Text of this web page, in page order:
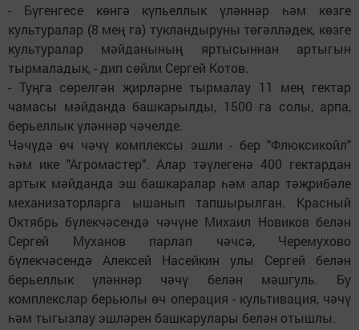
- Бүгенгесе көнгә күпьеллык үләннәр һәм көзге
культуралар (8 мең га) тукландыруны төгәлләдек, көзге
культуралар мәйданының яртысыннан артыгын
тырмаладык, - дип сөйли Сергей Котов.
- Туңга сөрелгән җирләрне тырмалау 11 мең гектар
чамасы мәйданда башкарылды, 1500 га солы, арпа,
берьеллык үләннәр чәчелде.
Чәчүдә өч чәчү комплексы эшли - бер "Флюксикойл"
һәм ике "Агромастер". Алар тәүлегенә 400 гектардан
артык мәйданда эш башкаралар һәм алар тәҗрибәле
механизаторларга ышанып тапшырылган. Красный
Октябрь бүлекчәсендә чәчүне Михаил Новиков белән
Сергей Муханов парлап чәчсә, Черемухово
бүлекчәсендә Алексей Насейкин улы Сергей белән
берьеллык үләннәр чәчү белән мәшгуль. Бу
комплекслар берьюлы өч операция - культивация, чәчү
һәм тыгызлау эшләрен башкарулары белән отышлы.